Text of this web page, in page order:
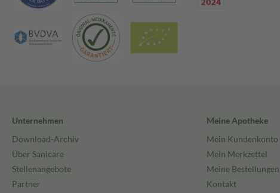
Unternehmen
Download-Archiv
Über Sanicare
Stellenangebote
Partner
Meine Apotheke
Mein Kundenkonto
Mein Merkzettel
Meine Bestellungen
Kontakt